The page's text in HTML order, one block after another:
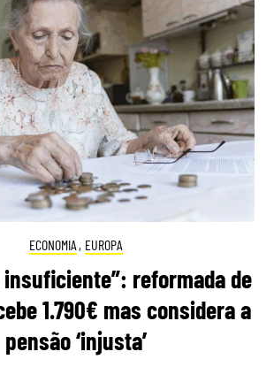
ECONOMIA , EUROPA
insuficiente”: reformada de
1.790€ mas considera a
pensão ‘injusta’